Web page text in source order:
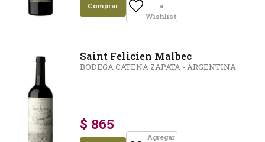
Comprar
a
Wishlist
Saint Felicien Malbec
BODEGA CATENA ZAPATA - ARGENTINA
$ 865
Agregar